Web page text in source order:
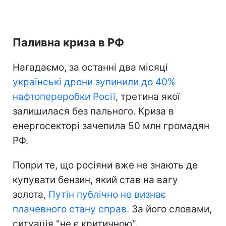
Паливна криза в РФ
Нагадаємо, за останні два місяці
українські дрони зупинили до 40%
нафтопереробки Росії, третина якої
залишилася без пального. Криза в
енергосекторі зачепила 50 млн громадян
РФ.
Попри те, що росіяни вже не знають де
купувати бензин, який став на вагу
золота, Путін публічно не визнає
плачевного стану справ. За його словами,
ситуація "не є критичною".